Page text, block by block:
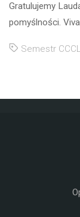
Gratulujemy
pomyślności.
Semestr